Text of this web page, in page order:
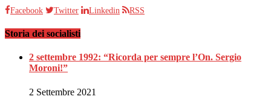
Facebook Twitter Linkedin RSS
Storia dei socialisti
2 settembre 1992: “Ricorda per sempre l’On. Sergio
Moroni!”
2 Settembre 2021